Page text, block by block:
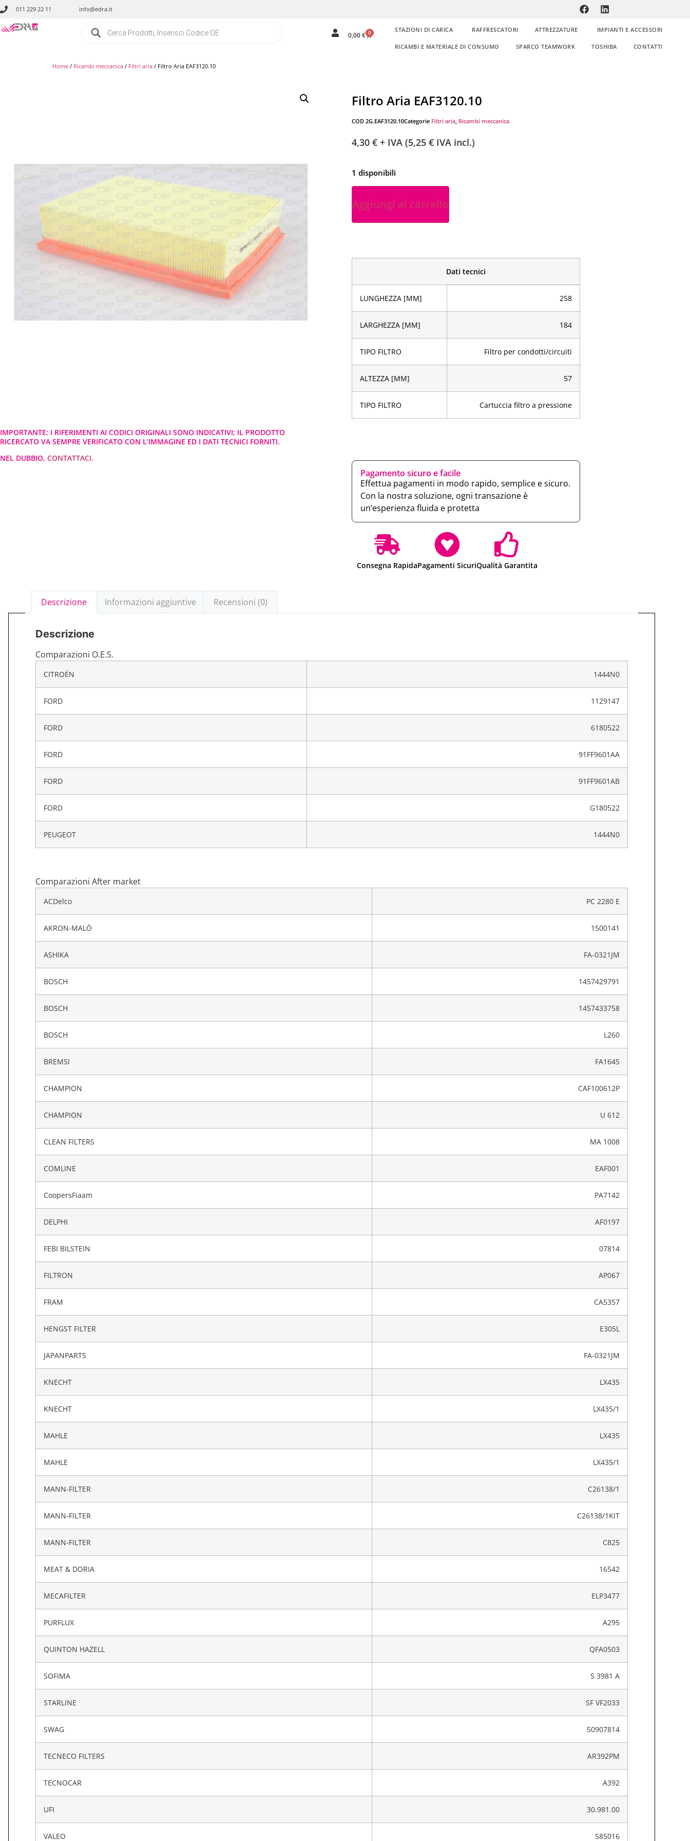
011 229 22 11 info@edra.it
0,00€ 0 STAZIONI DI CARICA RAFFRESCATORI ATTREZZATURE IMPIANTI E ACCESSORI
RICAMBI E MATERIALE DI CONSUMO SPARCO TEAMWORK TOSHIBA CONTATTI
Home / Ricambi meccanica / Filtri aria / Filtro Aria EAF3120.10
IMPORTANTE: I RIFERIMENTI AI CODICI ORIGINALI SONO INDICATIVI; IL PRODOTTO
RICERCATO VA SEMPRE VERIFICATO CON L’IMMAGINE ED I DATI TECNICI FORNITI.
NEL DUBBIO, CONTATTACI.
Filtro Aria EAF3120.10
COD 2G.EAF3120.10Categorie Filtri aria, Ricambi meccanica
4,30 € + IVA (5,25 € IVA incl.)
1 disponibili
Aggiungi al carrello
Dati tecnici
LUNGHEZZA [MM] 258
LARGHEZZA [MM] 184
TIPO FILTRO Filtro per condotti/circuiti
ALTEZZA [MM] 57
TIPO FILTRO Cartuccia filtro a pressione
Pagamento sicuro e facile
Effettua pagamenti in modo rapido, semplice e sicuro.
Con la nostra soluzione, ogni transazione è
un’esperienza fluida e protetta
Consegna RapidaPagamenti SicuriQualità Garantita
Descrizione Informazioni aggiuntive Recensioni (0)
Descrizione
Comparazioni O.E.S.
CITROËN 1444N0
FORD 1129147
FORD 6180522
FORD 91FF9601AA
FORD 91FF9601AB
FORD G180522
PEUGEOT 1444N0
Comparazioni After market
ACDelco PC 2280 E
AKRON-MALÒ 1500141
ASHIKA FA-0321JM
BOSCH 1457429791
BOSCH 1457433758
BOSCH L260
BREMSI FA1645
CHAMPION CAF100612P
CHAMPION U 612
CLEAN FILTERS MA 1008
COMLINE EAF001
CoopersFiaam PA7142
DELPHI AF0197
FEBI BILSTEIN 07814
FILTRON AP067
FRAM CA5357
HENGST FILTER E305L
JAPANPARTS FA-0321JM
KNECHT LX435
KNECHT LX435/1
MAHLE LX435
MAHLE LX435/1
MANN-FILTER C26138/1
MANN-FILTER C26138/1KIT
MANN-FILTER C825
MEAT & DORIA 16542
MECAFILTER ELP3477
PURFLUX A295
QUINTON HAZELL QFA0503
SOFIMA S 3981 A
STARLINE SF VF2033
SWAG 50907814
TECNECO FILTERS AR392PM
TECNOCAR A392
UFI 30.981.00
VALEO 585016